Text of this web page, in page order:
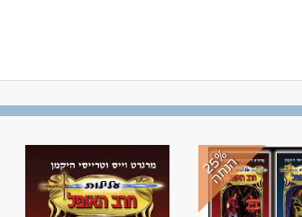
2
5
%
ה
נ
ח
ה